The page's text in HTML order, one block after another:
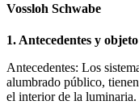
Vossloh Schwabe
1. Antecedentes y
Antecedentes: Los
alumbrado público,
el interior de la luminaria.